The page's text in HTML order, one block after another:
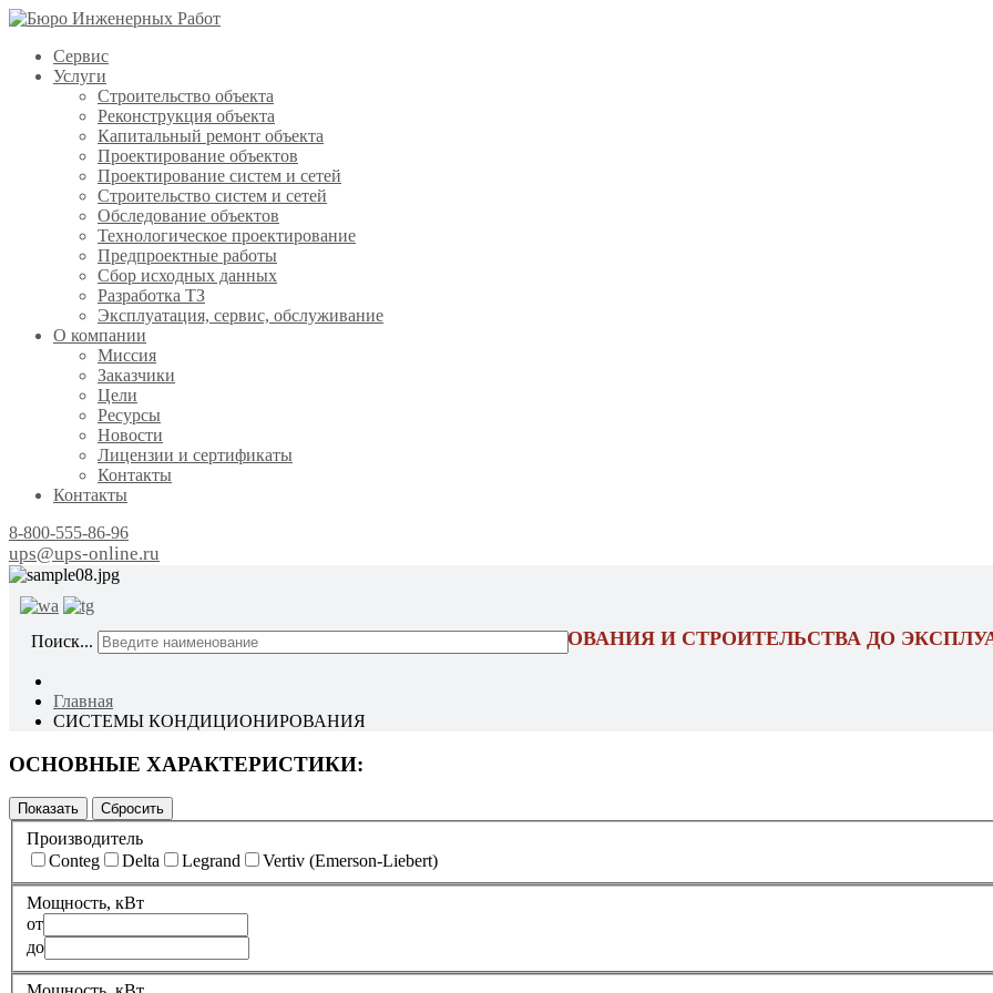
Сервис
Услуги
Строительство объекта
Реконструкция объекта
Капитальный ремонт объекта
Проектирование объектов
Проектирование систем и сетей
Строительство систем и сетей
Обследование объектов
Технологическое проектирование
Предпроектные работы
Сбор исходных данных
Разработка ТЗ
Эксплуатация, сервис, обслуживание
О компании
Миссия
Заказчики
Цели
Ресурсы
Новости
Лицензии и сертификаты
Контакты
Контакты
8-800-555-86-96
ups@ups-online.ru
ОТ ПРОЕКТИРОВАНИЯ И СТРОИТЕЛЬСТВА ДО
Поиск...
Главная
СИСТЕМЫ КОНДИЦИОНИРОВАНИЯ
ОСНОВНЫЕ ХАРАКТЕРИСТИКИ:
Производитель
Conteg
Delta Legrand Vertiv (Emerson-Liebert)
Мощность, кВт
от
до